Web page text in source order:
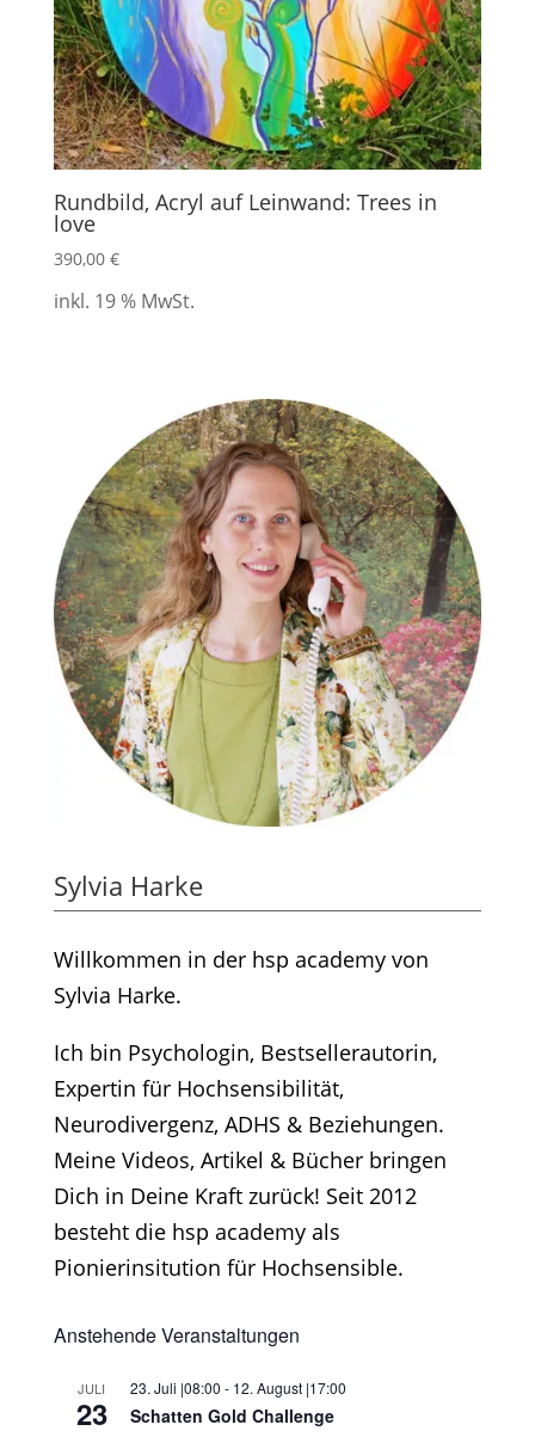
Rundbild, Acryl auf Leinwand: Trees in
love
390,00 €
inkl. 19 % MwSt.
Sylvia Harke
Willkommen in der hsp academy von
Sylvia Harke.
Ich bin Psychologin, Bestsellerautorin,
Expertin für Hochsensibilität,
Neurodivergenz, ADHS & Beziehungen.
Meine Videos, Artikel & Bücher bringen
Dich in Deine Kraft zurück! Seit 2012
besteht die hsp academy als
Pionierinsitution für Hochsensible.
Anstehende Veranstaltungen
JULI
23
23. Juli |08:00 - 12. August |17:00
Schatten Gold Challenge